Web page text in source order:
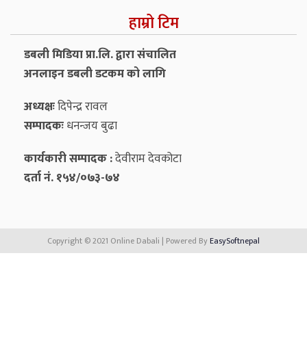
हाम्रो टिम
डबली मिडिया प्रा.लि. द्वारा संचालित
अनलाइन डबली डटकम को लागि
अध्यक्षःदिपेन्द्र रावल
सम्पादकःधनन्‍जय बुढा
कार्यकारी सम्पादक :देवीराम देवकोटा
दर्ता नं. १५४/०७३-७४
Copyright © 2021 Online Dabali | Powered ByEasySoftnepal